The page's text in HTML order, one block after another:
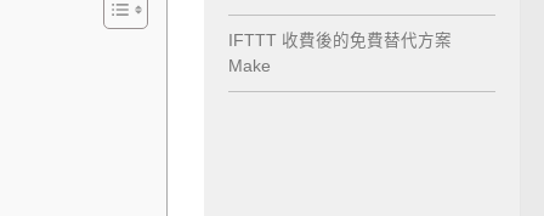
IFTTT 收費後的免費替代方案
Make